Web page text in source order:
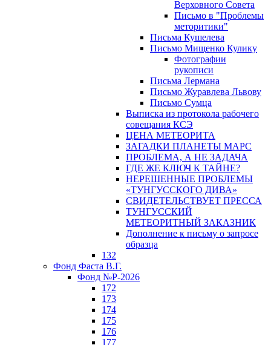
Верховного Совета
Письмо в "Проблемы
меторитики"
Письма Кушелева
Письмо Мищенко Кулику
Фотографии
рукописи
Письма Лермана
Письмо Журавлева Львову
Письмо Сумца
Выписка из протокола рабочего
совещания КСЭ
ЦЕНА МЕТЕОРИТА
ЗАГАДКИ ПЛАНЕТЫ МАРС
ПРОБЛЕМА, А НЕ ЗАДАЧА
ГДЕ ЖЕ КЛЮЧ К ТАЙНЕ?
НЕРЕШЕННЫЕ ПРОБЛЕМЫ
«ТУНГУССКОГО ДИВА»
СВИДЕТЕЛЬСТВУЕТ ПРЕССА
ТУНГУССКИЙ
МЕТЕОРИТНЫЙ ЗАКАЗНИК
Дополнение к письму о запросе
образца
132
Фонд Фаста В.Г.
Фонд №Р-2026
172
173
174
175
176
177